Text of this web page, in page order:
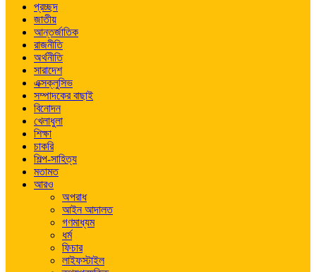
প্রচ্ছদ
জাতীয়
আন্তর্জাতিক
রাজনীতি
অর্থনীতি
সারাদেশ
এক্সক্লুসিভ
সম্পাদকের বাছাই
বিনোদন
খেলাধুলা
শিক্ষা
চাকরি
শিল্প-সাহিত্য
মতামত
আরও
অপরাধ
আইন আদালত
গণমাধ্যম
ধর্ম
ফিচার
লাইফস্টাইল